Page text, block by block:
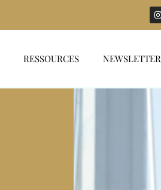
RESSOURCES NEWSLETTER